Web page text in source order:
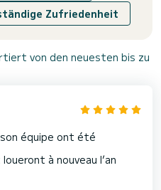
Zufriedenheit
von den neuesten bis zu
équipe ont été
à nouveau l’an